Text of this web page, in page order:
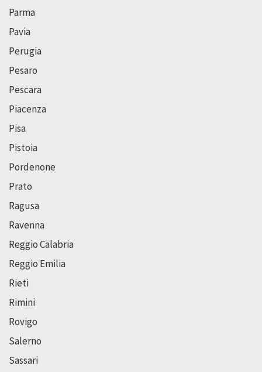
Parma
Pavia
Perugia
Pesaro
Pescara
Piacenza
Pisa
Pistoia
Pordenone
Prato
Ragusa
Ravenna
Reggio Calabria
Reggio Emilia
Rieti
Rimini
Rovigo
Salerno
Sassari